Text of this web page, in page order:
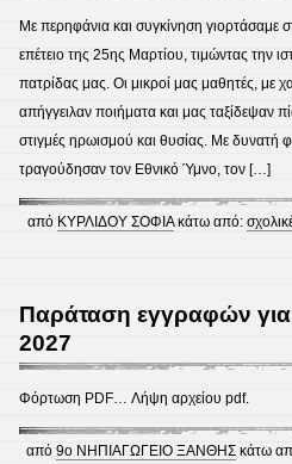
Με περηφάνια και συγκίνηση γιορτάσαμε
επέτειο της 25ης Μαρτίου, τιμώντας την
πατρίδας μας. Οι μικροί μας μαθητές, με
απήγγειλαν ποιήματα και μας ταξίδεψαν
στιγμές ηρωισμού και θυσίας. Με δυνατή
τραγούδησαν τον Εθνικό Ύμνο, τον […]
από ΚΥΡΛΙΔΟΥ ΣΟΦΙΑκάτω από:
Παράταση εγγραφών για
2027
Φόρτωση PDF… Λήψη αρχείου pdf.
από9ο ΝΗΠΙΑΓΩΓΕΙΟ ΞΑΝΘΗΣ κάτω